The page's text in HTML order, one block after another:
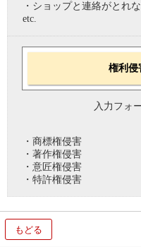
・ショップと連絡がとれ
etc.
権利侵
入力フォ
・商標権侵害
・著作権侵害
・意匠権侵害
・特許権侵害
もどる